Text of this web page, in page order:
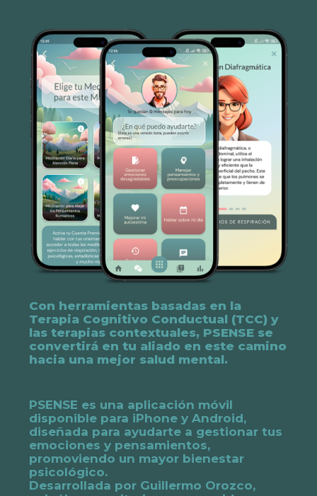
Con herramientas basadas en la
Terapia Cognitivo Conductual (TCC) y
las terapias contextuales, PSENSE se
convertirá en tu aliado en este camino
hacia una mejor salud mental.
PSENSE es una aplicación móvil
disponible para iPhone y Android,
diseñada para ayudarte a gestionar tus
emociones y pensamientos,
promoviendo un mayor bienestar
psicológico.
Desarrollada por Guillermo Orozco,